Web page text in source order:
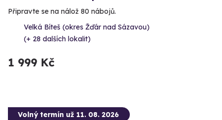
Připravte se na nálož 80 nábojů.
Velká Bíteš (okres Žďár nad Sázavou)
(+ 28 dalších lokalit)
1 999 Kč
Volný termín už 11. 08. 2026